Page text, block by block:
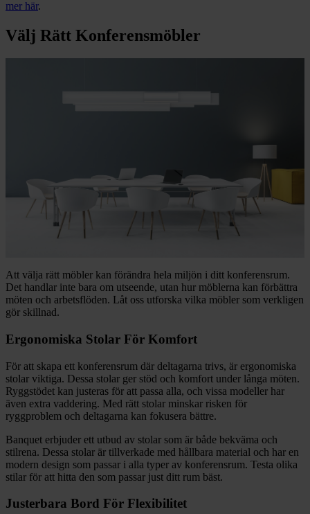
mer här.
Välj Rätt Konferensmöbler
Att välja rätt möbler kan förändra hela miljön i ditt konferensrum.
Det handlar inte bara om utseende, utan hur möblerna kan förbättra
möten och arbetsflöden. Låt oss utforska vilka möbler som verkligen
gör skillnad.
Ergonomiska Stolar För Komfort
För att skapa ett konferensrum där deltagarna trivs, är ergonomiska
stolar viktiga. Dessa stolar ger stöd och komfort under långa möten.
Ryggstödet kan justeras för att passa alla, och vissa modeller har
även extra vaddering. Med rätt stolar minskar risken för
ryggproblem och deltagarna kan fokusera bättre.
Banquet erbjuder ett utbud av stolar som är både bekväma och
stilrena. Dessa stolar är tillverkade med hållbara material och har en
modern design som passar i alla typer av konferensrum. Testa olika
stilar för att hitta den som passar just ditt rum bäst.
Justerbara Bord För Flexibilitet